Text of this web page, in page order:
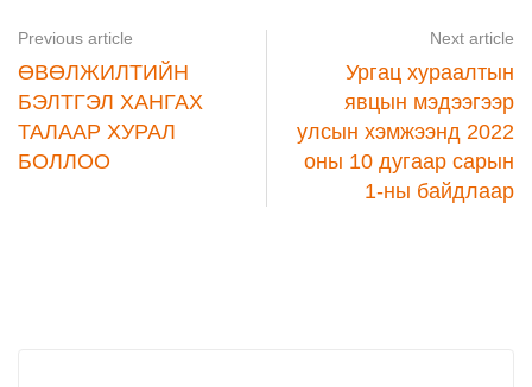
Previous article
ӨВӨЛЖИЛТИЙН
БЭЛТГЭЛ ХАНГАХ
ТАЛААР ХУРАЛ
БОЛЛОО
Next article
Ургац хураалтын
явцын мэдээгээр
улсын хэмжээнд 2022
оны 10 дугаар сарын
1-ны байдлаар